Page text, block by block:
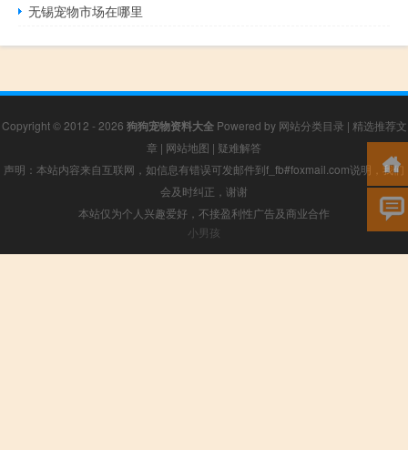
无锡宠物市场在哪里
Copyright © 2012 - 2026 狗狗宠物资料大全Powered by 网站分类目录 | 精选推荐文
章 | 网站地图 | 疑难解答
声明：本站内容来自互联网，如信息有错误可发邮件到f_fb#foxmail.com说明，我们
会及时纠正，谢谢
本站仅为个人兴趣爱好，不接盈利性广告及商业合作
小男孩